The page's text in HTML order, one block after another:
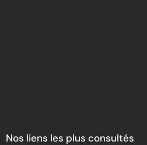
Nos liens les plus consultés